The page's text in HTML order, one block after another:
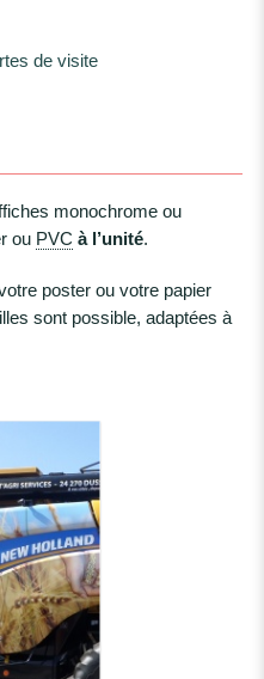
de visite
monochrome ou
ou PVC à l’unité.
poster ou votre papier
sont possible, adaptées à